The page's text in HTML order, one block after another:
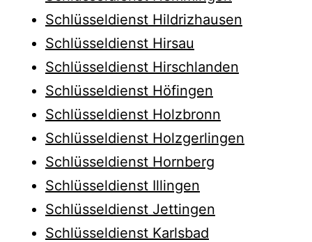
Schlüsseldienst Hildrizhausen
Schlüsseldienst Hirsau
Schlüsseldienst Hirschlanden
Schlüsseldienst Höfingen
Schlüsseldienst Holzbronn
Schlüsseldienst Holzgerlingen
Schlüsseldienst Hornberg
Schlüsseldienst Illingen
Schlüsseldienst Jettingen
Schlüsseldienst Karlsbad